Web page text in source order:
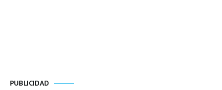
PUBLICIDAD